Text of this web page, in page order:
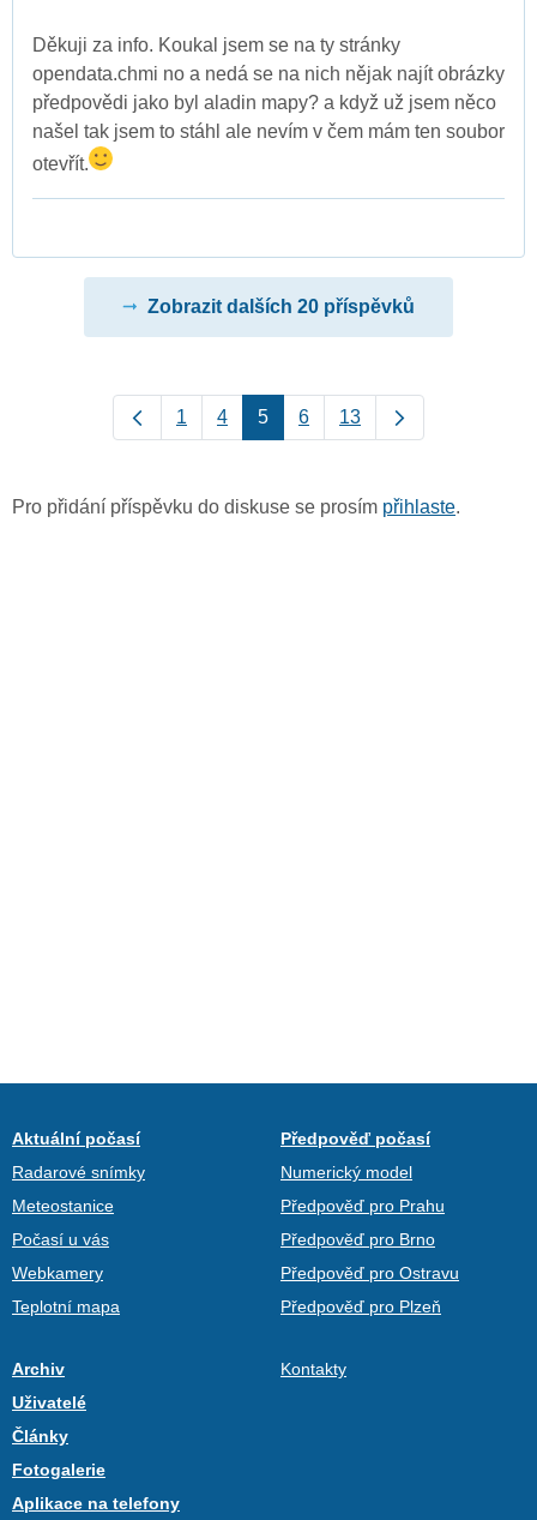
Děkuji za info. Koukal jsem se na ty stránky
opendata.chmi no a nedá se na nich nějak najít obrázky
předpovědi jako byl aladin mapy? a když už jsem něco
našel tak jsem to stáhl ale nevím v čem mám ten soubor
otevřít.
Zobrazit dalších 20 příspěvků
1 4 5 6 13
Pro přidání příspěvku do diskuse se prosím přihlaste.
Aktuální počasí
Radarové snímky
Meteostanice
Počasí u vás
Webkamery
Teplotní mapa
Předpověď počasí
Numerický model
Předpověď pro Prahu
Předpověď pro Brno
Předpověď pro Ostravu
Předpověď pro Plzeň
Archiv
Uživatelé
Články
Fotogalerie
Aplikace na telefony
Kontakty